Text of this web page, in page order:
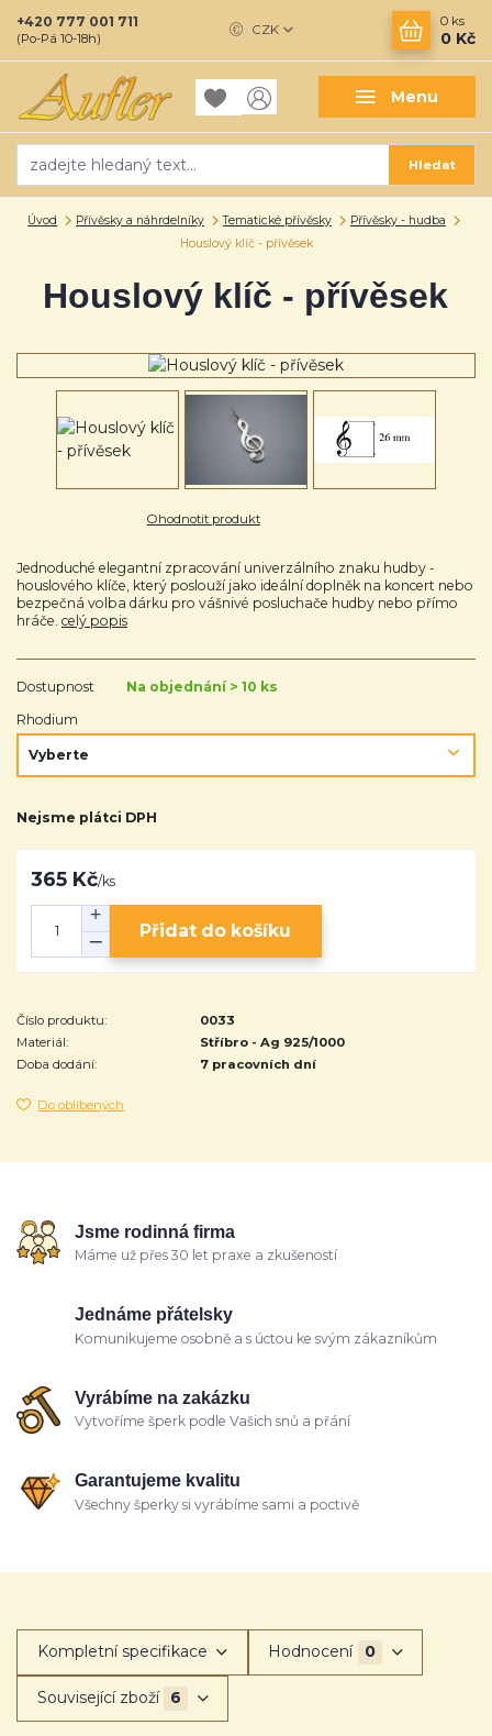
Menu
CZK
Hledat
+420 777 001 711
(Po-Pá 10-18h)
0 ks
0 Kč
Úvod Přívěsky a náhrdelníky Tematické přívěsky
Přívěsky - hudba
Houslový klíč - přívěsek
Houslový klíč - přívěsek
Ohodnotit produkt
Jednoduché elegantní zpracování univerzálního znaku hudby -
houslového klíče, který poslouží jako ideální doplněk na koncert nebo
bezpečná volba dárku pro vášnivé posluchače hudby nebo přímo
hráče. celý popis
Dostupnost
Na objednání > 10 ks
Rhodium
Nejsme plátci DPH
365 Kč/ks
Přidat do košíku
Číslo produktu:
0033
Materiál:
Stříbro - Ag 925/1000
Doba dodání:
7 pracovních dní
Do oblíbených
Jsme rodinná firma
Máme už přes 30 let praxe a zkušeností
Jednáme přátelsky
Komunikujeme osobně a s úctou ke svým zákazníkům
Vyrábíme na zakázku
Vytvoříme šperk podle Vašich snů a přání
Garantujeme kvalitu
Všechny šperky si vyrábíme sami a poctivě
Kompletní specifikace Hodnocení 0
Související zboží 6